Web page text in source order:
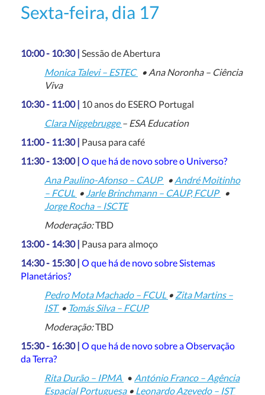
Sexta-feira, dia 17
10:00 - 10:30 | Sessão de Abertura
Monica Talevi – ESTEC • Ana Noronha – Ciência
Viva
10:30 - 11:00 | 10 anos do ESERO Portugal
Clara Niggebrugge – ESA Education
11:00 - 11:30 | Pausa para café
11:30 - 13:00 | O que há de novo sobre o Universo?
Ana Paulino-Afonso – CAUP • André Moitinho
– FCUL • Jarle Brinchmann – CAUP, FCUP •
Jorge Rocha – ISCTE
Moderação:TBD
13:00 - 14:30 | Pausa para almoço
14:30 - 15:30 | O que há de novo sobre Sistemas
Planetários?
Pedro Mota Machado – FCUL • Zita Martins –
IST • Tomás Silva – FCUP
Moderação:TBD
15:30 - 16:30 | O que há de novo sobre a Observação
da Terra?
Rita Durão – IPMA • António Franco – Agência
Espacial Portuguesa • Leonardo Azevedo – IST